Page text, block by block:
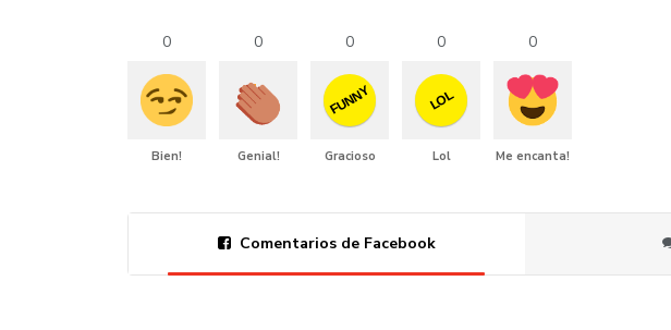
0
Bien!
0
Genial!
0
FUNNY
Gracioso
0
LOL
Lol
0
Me encanta!
Comentarios de Facebook